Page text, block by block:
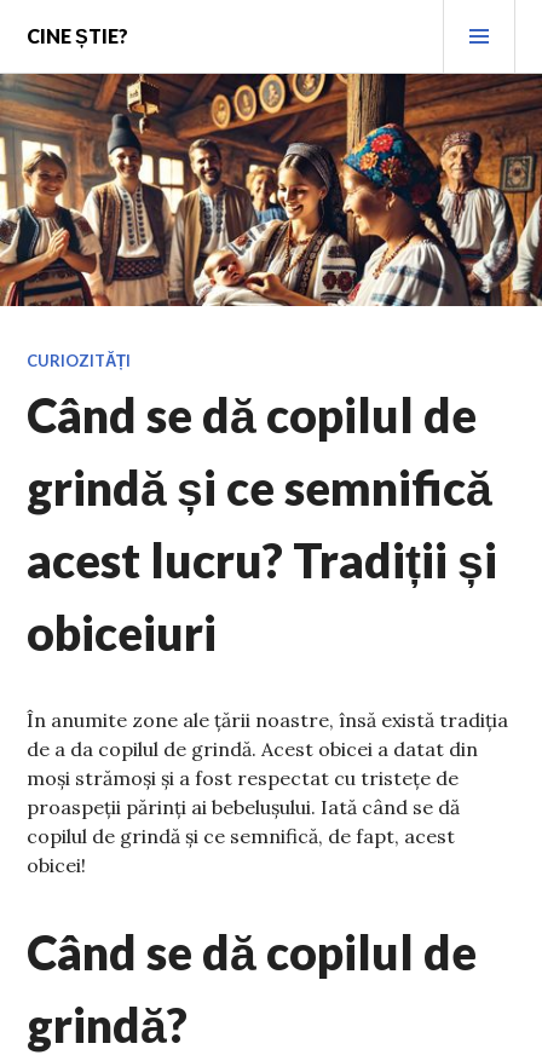
content
CINE ȘTIE?
CURIOZITĂȚI
Când se dă copilul de
grindă și ce semnifică
acest lucru? Tradiții și
obiceiuri
În anumite zone ale țării noastre, însă există tradiția
de a da copilul de grindă. Acest obicei a datat din
moși strămoși și a fost respectat cu tristețe de
proaspeții părinți ai bebelușului. Iată când se dă
copilul de grindă și ce semnifică, de fapt, acest
obicei!
Când se dă copilul de
grindă?